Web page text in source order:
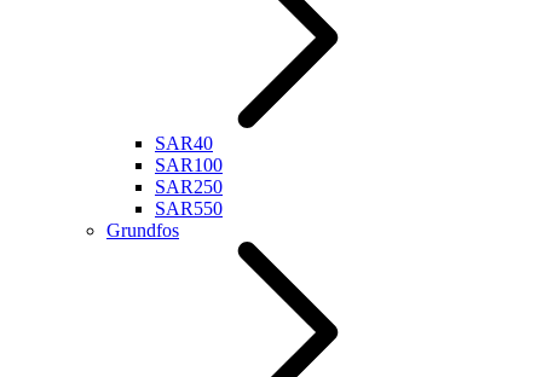
SAR40
SAR100
SAR250
SAR550
Grundfos